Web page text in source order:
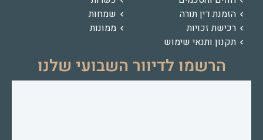
הזמנת דין תורה
רכישת זכויות
תקנון ותנאי שימוש
שמחות
ממונות
הרשמו לדיוור השבועי שלנו